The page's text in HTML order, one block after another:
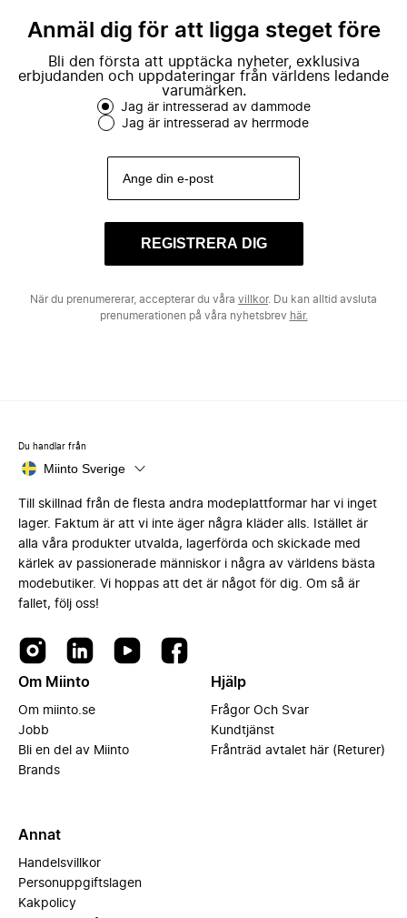
Anmäl dig för att ligga steget före
Bli den första att upptäcka nyheter, exklusiva
erbjudanden och uppdateringar från världens ledande
varumärken.
Jag är intresserad av dammode
Jag är intresserad av herrmode
REGISTRERA DIG
När du prenumererar, accepterar du våra villkor. Du kan alltid avsluta
prenumerationen på våra nyhetsbrev här.
Du handlar från
Miinto Sverige
Till skillnad från de flesta andra modeplattformar har vi inget
lager. Faktum är att vi inte äger några kläder alls. Istället är
alla våra produkter utvalda, lagerförda och skickade med
kärlek av passionerade människor i några av världens bästa
modebutiker. Vi hoppas att det är något för dig. Om så är
fallet, följ oss!
Om Miinto
Om miinto.se
Jobb
Bli en del av Miinto
Brands
Hjälp
Frågor Och Svar
Kundtjänst
Frånträd avtalet här (Returer)
Annat
Handelsvillkor
Personuppgiftslagen
Kakpolicy